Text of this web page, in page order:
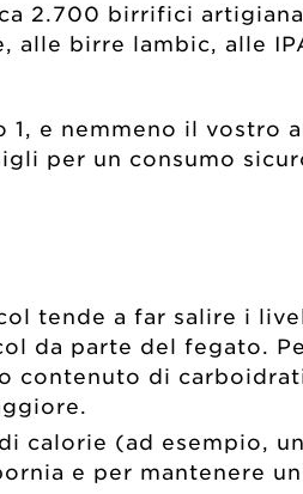
2.700 birrifici
alle birre lambic, alle
e nemmeno il vostro
per un consumo
tende a far salire i
da parte del fegato.
contenuto di
calorie (ad esempio,
e per mantenere